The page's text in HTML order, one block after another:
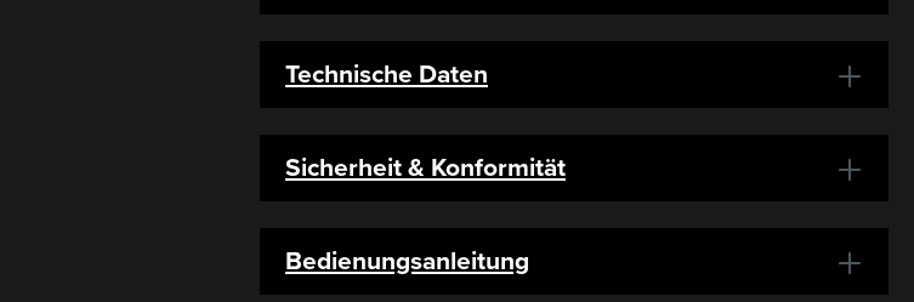
Technische Daten
Sicherheit & Konformität
Bedienungsanleitung